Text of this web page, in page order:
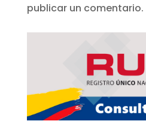
publicar un comentario.